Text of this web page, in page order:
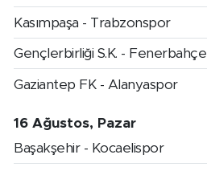
Kasımpaşa - Trabzonspor
Gençlerbirliği S.K. - Fenerbahçe
Gaziantep FK - Alanyaspor
16 Ağustos, Pazar
Başakşehir - Kocaelispor